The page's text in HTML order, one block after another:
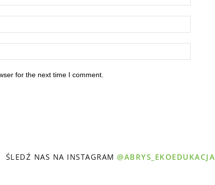
for the next time I comment.
ŚLEDŹ NAS NA INSTAGRAM@ABRYS_EKOEDUKACJA